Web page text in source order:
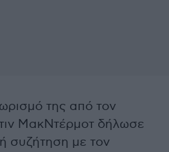
της από τον
ΜακΝτέρμοτ δήλωσε
συζήτηση με τον